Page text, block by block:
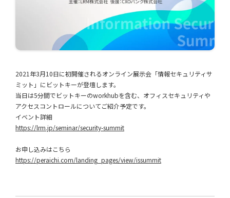
2021年3月10日に初開催されるオンライン展示会「情報セキュリティサ
ミット」にビットキーが登壇します。
当日は5分間でビットキーのworkhubを含む、オフィスセキュリティや
アクセスコントロールについてご紹介予定です。
イベント詳細
https://lrm.jp/seminar/security-summit
お申し込みはこちら
https://peraichi.com/landing_pages/view/issummit